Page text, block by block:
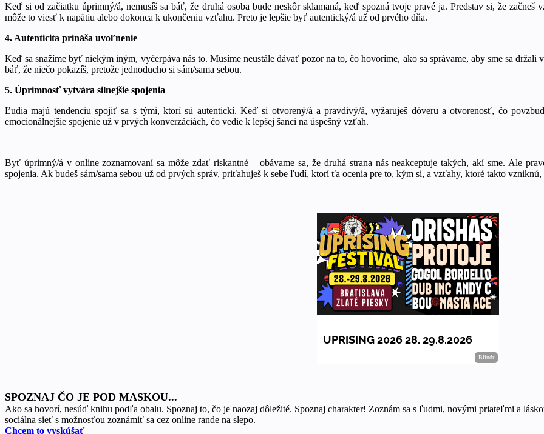
Keď si od začiatku úprimný/á, nemusíš sa báť, že druhá osoba bude neskôr sklamaná, keď spozná tvoje pravé ja. Predstav si, že začneš
môže to viesť k napätiu alebo dokonca k ukončeniu vzťahu. Preto je lepšie byť autentický/á už od prvého dňa.
4. Autenticita prináša uvoľnenie
Keď sa snažíme byť niekým iným, vyčerpáva nás to. Musíme neustále dávať pozor na to, čo hovoríme, ako sa správame, aby sme sa
báť, že niečo pokazíš, pretože jednoducho si sám/sama sebou.
5. Úprimnosť vytvára silnejšie spojenia
Ľudia majú tendenciu spojiť sa s tými, ktorí sú autentickí. Keď si otvorený/á a pravdivý/á, vyžaruješ dôveru a otvorenosť, čo
emocionálnejšie spojenie už v prvých konverzáciách, čo vedie k lepšej šanci na úspešný vzťah.
Byť úprimný/á v online zoznamovaní sa môže zdať riskantné – obávame sa, že druhá strana nás neakceptuje takých, akí sme. Ale
spojenia. Ak budeš sám/sama sebou už od prvých správ, priťahuješ k sebe ľudí, ktorí ťa ocenia pre to, kým si, a vzťahy, ktoré takto
SPOZNAJ ČO JE POD MASKOU...
Ako sa hovorí, nesúď knihu podľa obalu. Spoznaj to, čo je naozaj dôležité. Spoznaj charakter! Zoznám sa s ľudmi, novými priateľmi a
sociálna sieť s možnosťou zoznámiť sa cez online rande na slepo.
Chcem to vyskúšať